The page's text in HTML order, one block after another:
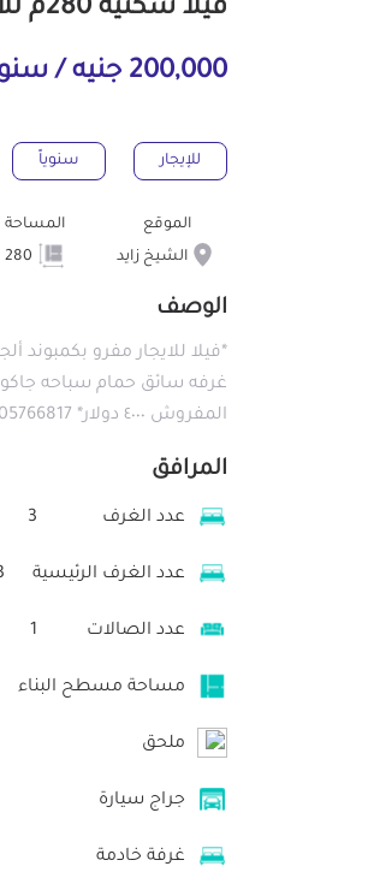
فيلا سكنية 280م للايجار السنوى بالشيخ زايد الجيزة
200,000 جنيه / سنوياً
للإيجار سنوياً
الموقع
الشيخ زايد
المساحة
الوصف
المفروش ٤٠٠٠ دولار* 01005766817
المرافق
عدد الغرف 3
عدد الغرف الرئيسية
عدد الصالات 1
مساحة مسطح البناء
ملحق
جراج سيارة
غرفة خادمة